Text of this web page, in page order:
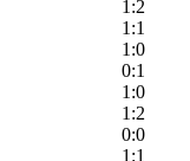
1:2
1:1
1:0
0:1
1:0
1:2
0:0
1:1